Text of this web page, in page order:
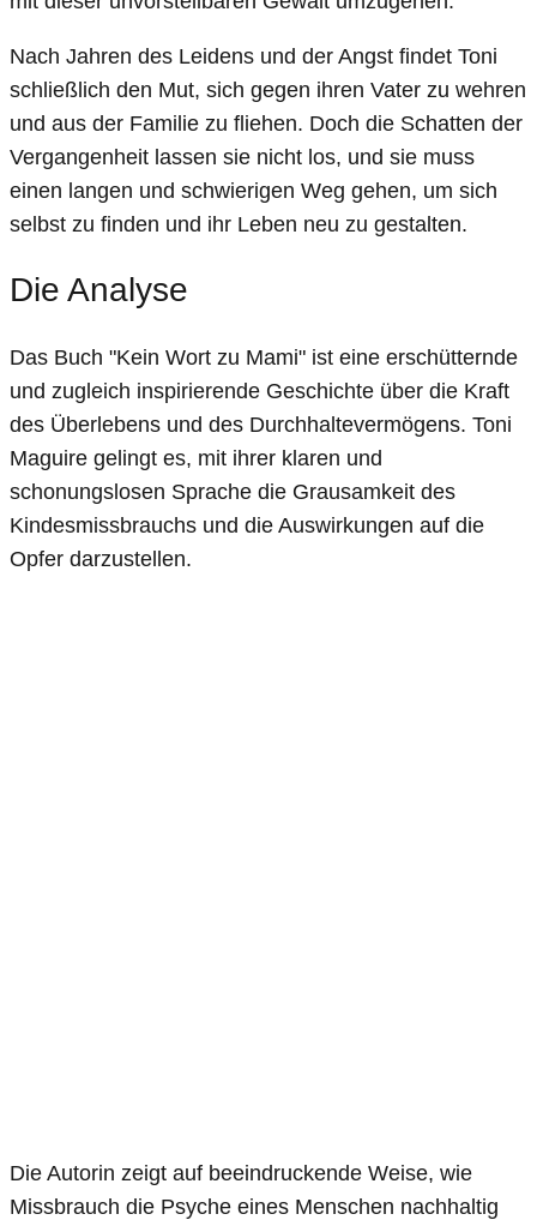
Nach Jahren des Leidens und der Angst findet Toni
schließlich den Mut, sich gegen ihren Vater zu wehren
und aus der Familie zu fliehen. Doch die Schatten der
Vergangenheit lassen sie nicht los, und sie muss
einen langen und schwierigen Weg gehen, um sich
selbst zu finden und ihr Leben neu zu gestalten.
Die Analyse
Das Buch "Kein Wort zu Mami" ist eine erschütternde
und zugleich inspirierende Geschichte über die Kraft
des Überlebens und des Durchhaltevermögens. Toni
Maguire gelingt es, mit ihrer klaren und
schonungslosen Sprache die Grausamkeit des
Kindesmissbrauchs und die Auswirkungen auf die
Opfer darzustellen.
Die Autorin zeigt auf beeindruckende Weise, wie
Missbrauch die Psyche eines Menschen nachhaltig